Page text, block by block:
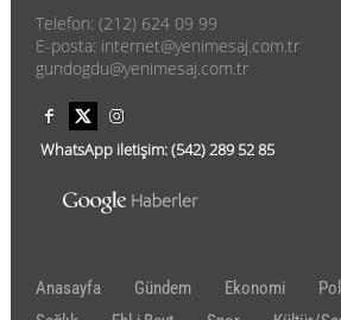
Telefon: (212) 624 09 99
E-posta: internet@yenimesaj.com.tr
gundogdu@yenimesaj.com.tr
WhatsApp iletişim:(542)289 52 85
Anasayfa Gündem Ekonomi